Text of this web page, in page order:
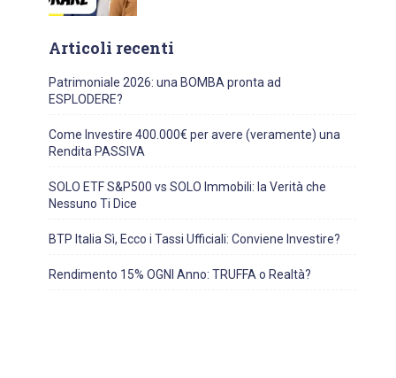
Articoli recenti
Patrimoniale 2026: una BOMBA pronta ad
ESPLODERE?
Come Investire 400.000€ per avere (veramente) una
Rendita PASSIVA
SOLO ETF S&P500 vs SOLO Immobili: la Verità che
Nessuno Ti Dice
BTP Italia Sì, Ecco i Tassi Ufficiali: Conviene Investire?
Rendimento 15% OGNI Anno: TRUFFA o Realtà?